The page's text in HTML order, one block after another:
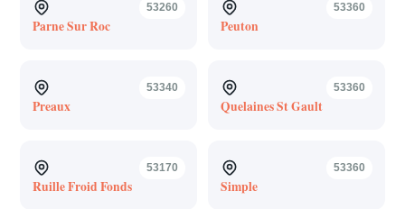
53260
Parne Sur Roc
53360
Peuton
53340
Preaux
53360
Quelaines St Gault
53170
Ruille Froid Fonds
53360
Simple